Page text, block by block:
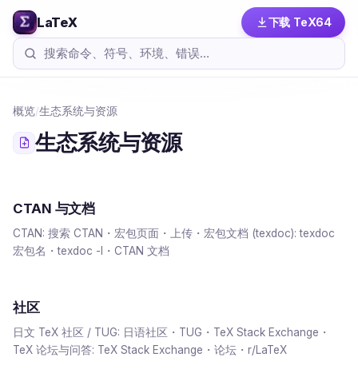
LaTeX 下载 TeX64
概览/生态系统与资源
生态系统与资源
CTAN 与文档
CTAN: 搜索 CTAN・宏包页面・上传・宏包文档 (texdoc): texdoc
宏包名・texdoc -l・CTAN 文档
社区
日文 TeX 社区 / TUG: 日语社区・TUG・TeX Stack Exchange・
TeX 论坛与问答: TeX Stack Exchange・论坛・r/LaTeX